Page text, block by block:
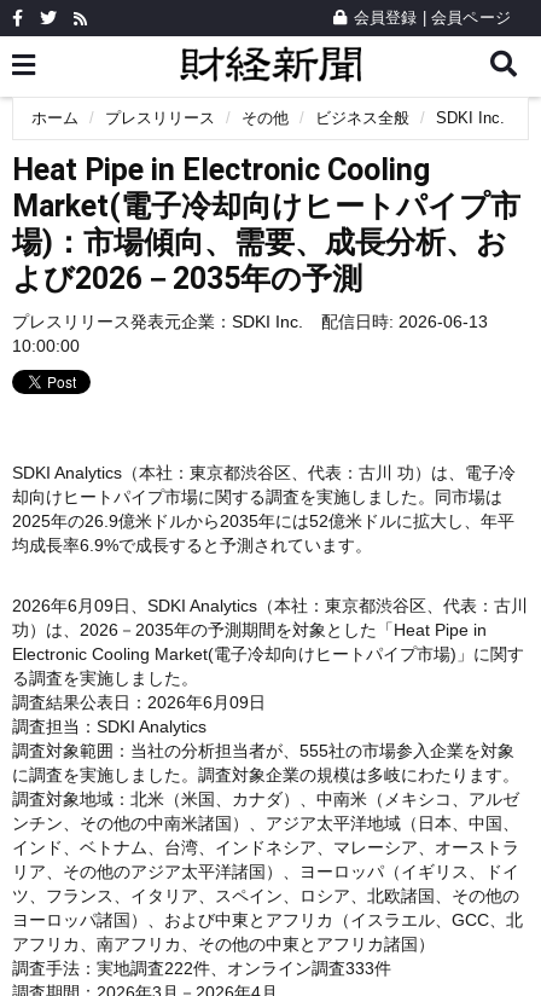
会員登録 会員ページ
ホーム プレスリリース その他 ビジネス全般 SDKI Inc.
Heat Pipe in Electronic Cooling
Market(電子冷却向けヒートパイプ市
場)：市場傾向、需要、成長分析、お
よび2026－2035年の予測
プレスリリース発表元企業： SDKI Inc.
配信日時: 2026-06-13
10:00:00
SDKI Analytics（本社：東京都渋谷区、代表：古川 功）は、電子冷
却向けヒートパイプ市場に関する調査を実施しました。同市場は
2025年の26.9億米ドルから2035年には52億米ドルに拡大し、年平
均成長率6.9%で成長すると予測されています。
2026年6月09日、SDKI Analytics（本社：東京都渋谷区、代表：古川
功）は、2026－2035年の予測期間を対象とした「Heat Pipe in
Electronic Cooling Market(電子冷却向けヒートパイプ市場)」に関す
る調査を実施しました。
調査結果公表日：2026年6月09日
調査担当：SDKI Analytics
調査対象範囲：当社の分析担当者が、555社の市場参入企業を対象
に調査を実施しました。調査対象企業の規模は多岐にわたります。
調査対象地域：北米（米国、カナダ）、中南米（メキシコ、アルゼ
ンチン、その他の中南米諸国）、アジア太平洋地域（日本、中国、
インド、ベトナム、台湾、インドネシア、マレーシア、オーストラ
リア、その他のアジア太平洋諸国）、ヨーロッパ（イギリス、ドイ
ツ、フランス、イタリア、スペイン、ロシア、北欧諸国、その他の
ヨーロッパ諸国）、および中東とアフリカ（イスラエル、GCC、北
アフリカ、南アフリカ、その他の中東とアフリカ諸国）
調査手法：実地調査222件、オンライン調査333件